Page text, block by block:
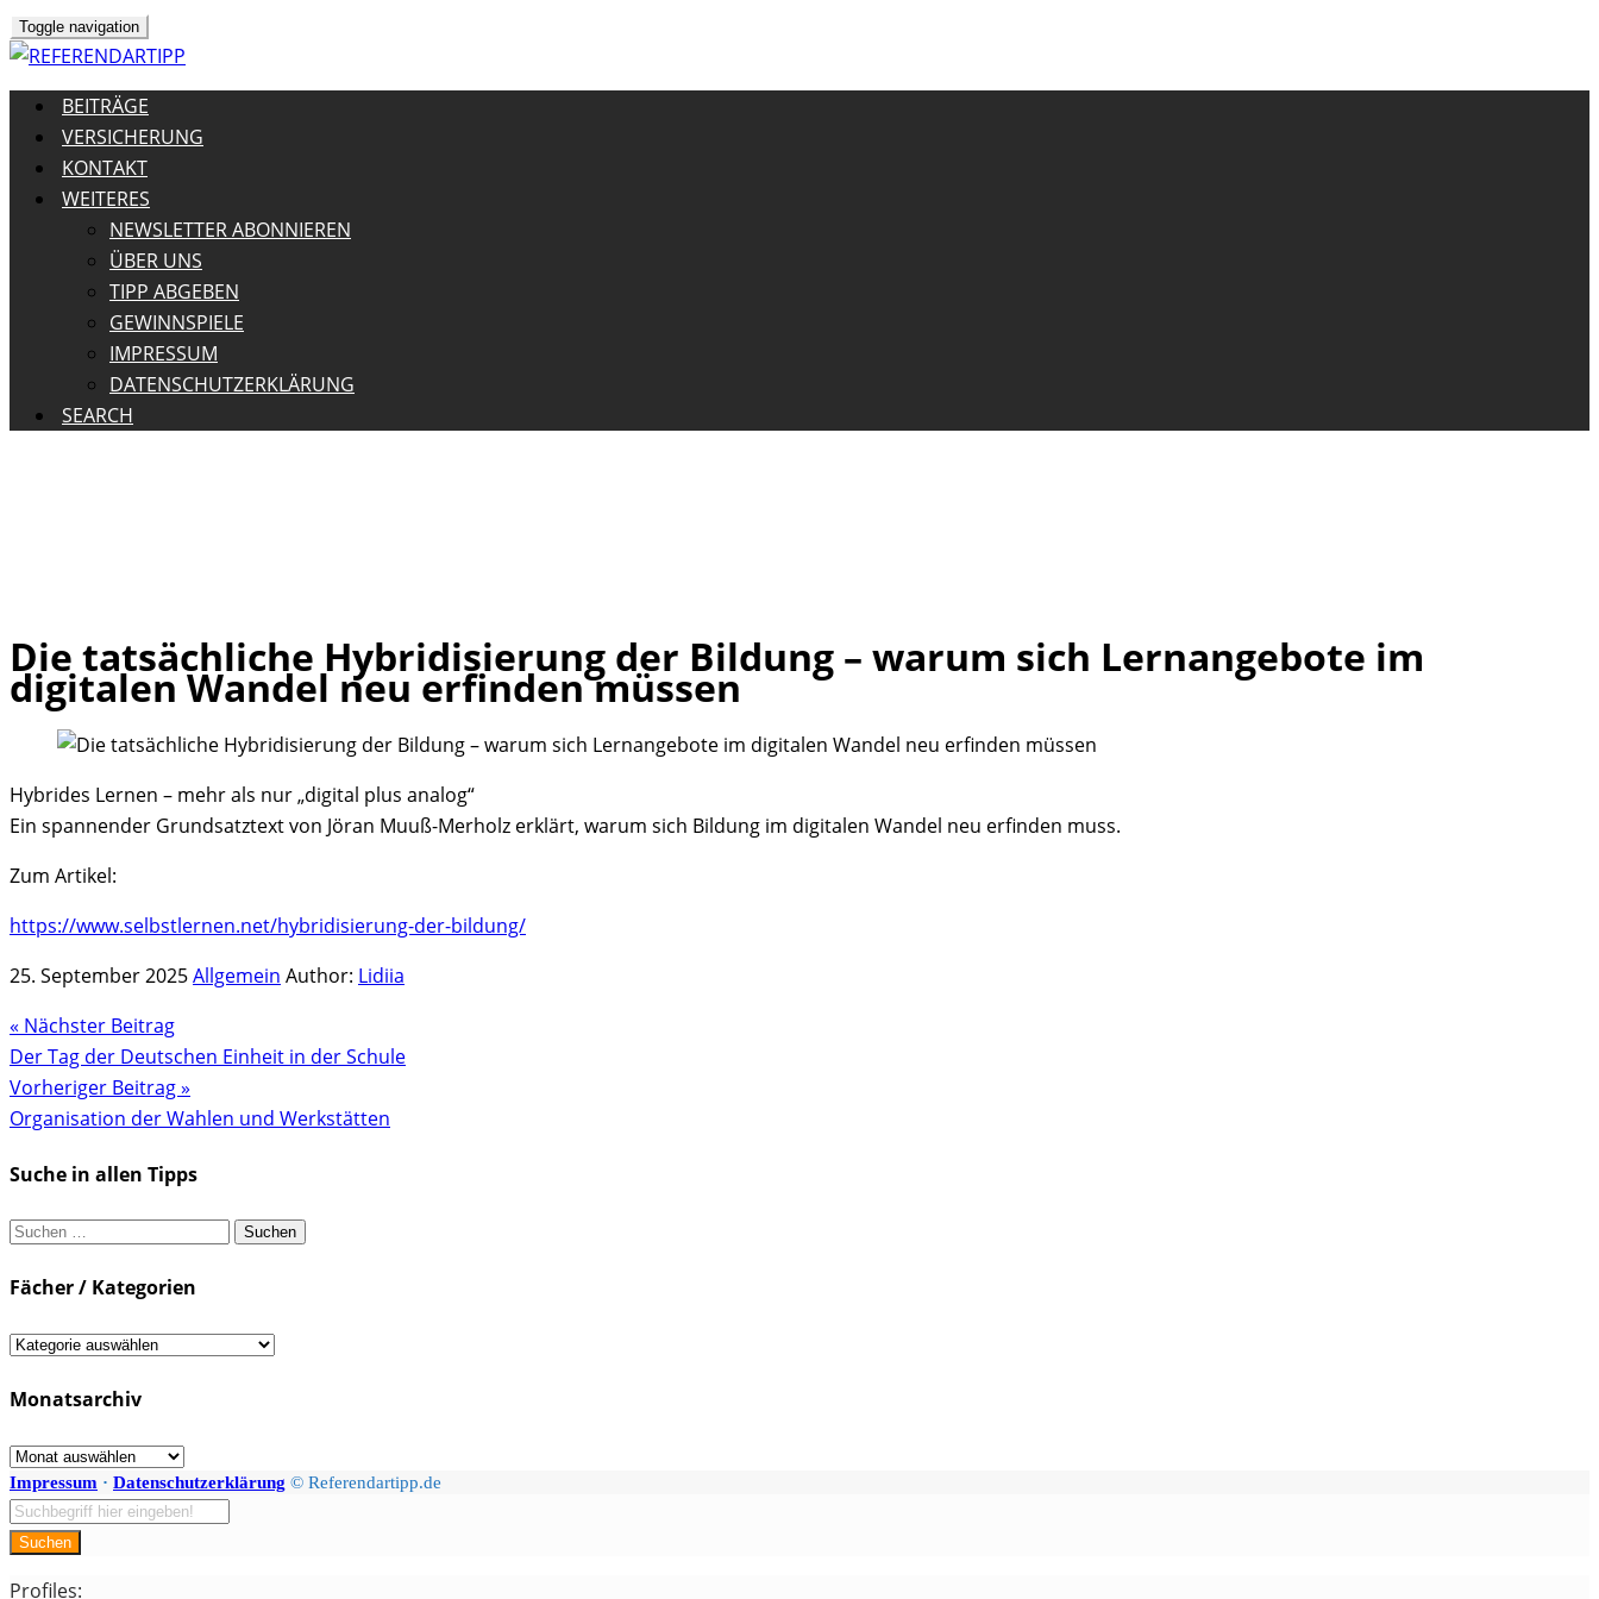
Toggle navigation
BEITRÄGE
VERSICHERUNG
KONTAKT
WEITERES
NEWSLETTER ABONNIEREN
ÜBER UNS
TIPP ABGEBEN
GEWINNSPIELE
IMPRESSUM
DATENSCHUTZERKLÄRUNG
SEARCH
Skip
to
content
Die tatsächliche Hybridisierung der Bildung – warum sich Lernangebote im
digitalen Wandel neu erfinden müssen
Hybrides Lernen – mehr als nur „digital plus analog“
Ein spannender Grundsatztext von Jöran Muuß-Merholz erklärt, warum sich Bildung im digitalen Wandel neu erfinden muss.
Zum Artikel:
https://www.selbstlernen.net/hybridisierung-der-bildung/
25. September 2025Allgemein Author: Lidiia
« Nächster Beitrag
Der Tag der Deutschen Einheit in der Schule
Vorheriger Beitrag »
Organisation der Wahlen und Werkstätten
Suche in allen Tipps
Suchen
Fächer / Kategorien
Fächer
Kategorien
Monatsarchiv
Monatsarchiv
Impressum · Datenschutzerklärung © Referendartipp.de
Suchen
Profiles: